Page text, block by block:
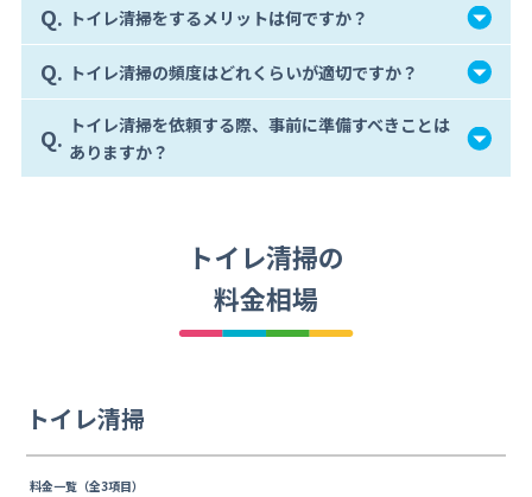
Q. トイレ清掃をするメリットは何ですか？
Q. トイレ清掃の頻度はどれくらいが適切ですか？
Q. トイレ清掃を依頼する際、事前に準備すべきことは
ありますか？
トイレ清掃の
料金相場
トイレ清掃
料金一覧（全3項目）